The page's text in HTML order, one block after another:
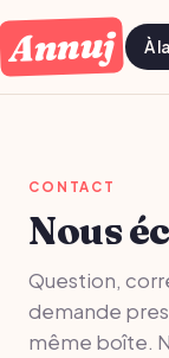
Annuj À
CONTACT
Nous
Question,
demande
même boîte.